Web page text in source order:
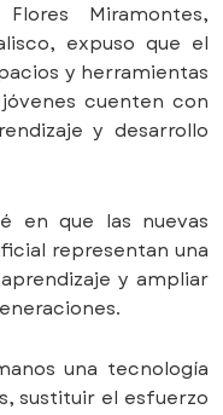
Miramontes,
expuso que el
y herramientas
cuenten con
y desarrollo
en que las nuevas
representan una
y ampliar
una tecnología
sustituir el esfuerzo